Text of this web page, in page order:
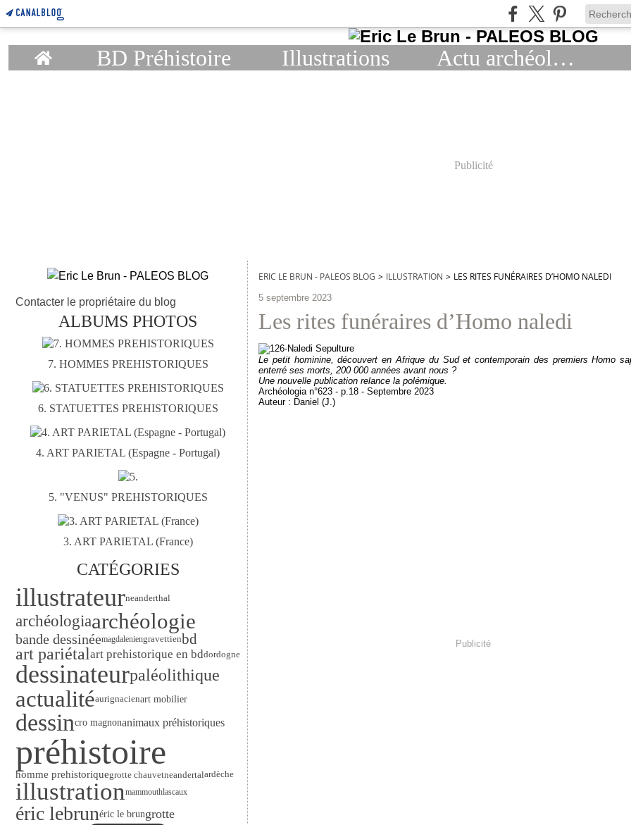
Home BD Préhistoire Illustrations Actu archéologie
Publicité
Contacter le propriétaire du blog
ALBUMS PHOTOS
7. HOMMES PREHISTORIQUES
6. STATUETTES PREHISTORIQUES
4. ART PARIETAL (Espagne - Portugal)
5. "VENUS" PREHISTORIQUES
3. ART PARIETAL (France)
CATÉGORIES
illustrateurneanderthal
archéologiaarchéologie
bande dessinéemagdaleniengravettienbd
art pariétalart prehistorique en bddordogne
dessinateurpaléolithique
actualitéaurignacienart mobilier
dessincro magnonanimaux préhistoriques
préhistoire
homme prehistoriquegrotte chauvetneandertalardèche
illustrationmammouthlascaux
éric lebrunéric le brungrotte
ERIC LE BRUN - PALEOS BLOG > ILLUSTRATION > LES RITES FUNÉRAIRES D’HOMO NALEDI
5 septembre 2023
Les rites funéraires d’Homo naledi
Le petit hominine, découvert en Afrique du Sud et contemporain des premiers Homo
enterré ses morts, 200 000 années avant nous ?
Une nouvelle publication relance la polémique.
Archéologia n°623 - p.18 - Septembre 2023
Auteur : Daniel (J.)
Publicité